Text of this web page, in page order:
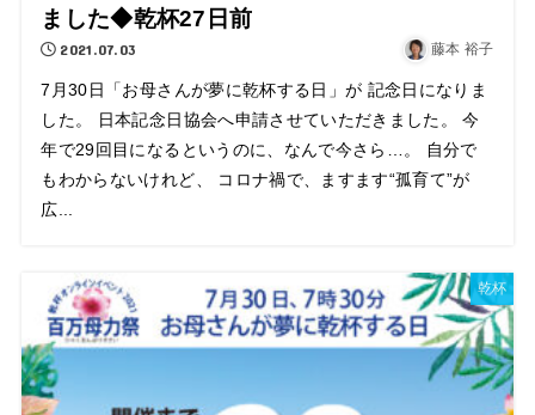
ました◆乾杯27日前
2021.07.03 藤本 裕子
7月30日「お母さんが夢に乾杯する日」が 記念日になりま
した。 日本記念日協会へ申請させていただきました。 今
年で29回目になるというのに、なんで今さら…。 自分で
もわからないけれど、 コロナ禍で、ますます“孤育て”が
広...
乾杯